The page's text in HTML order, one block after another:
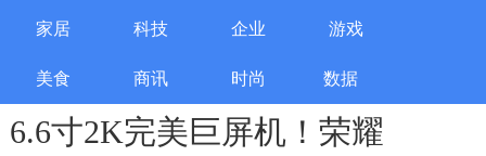
家居 科技 企业 游戏
美食 商讯 时尚 数据
6.6寸2K完美巨屏机！荣耀